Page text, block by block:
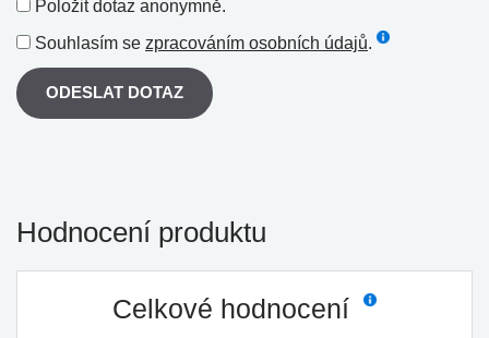
Položit dotaz anonymně.
Souhlasím se zpracováním osobních údajů.
ODESLAT DOTAZ
Hodnocení produktu
Celkové hodnocení